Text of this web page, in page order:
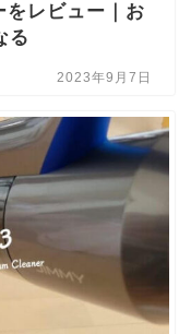
をレビュー｜お
る
2023年9月7日